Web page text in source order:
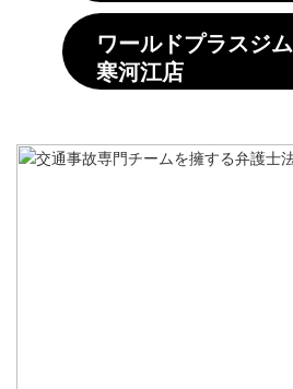
ワールドプラスジム
寒河江店